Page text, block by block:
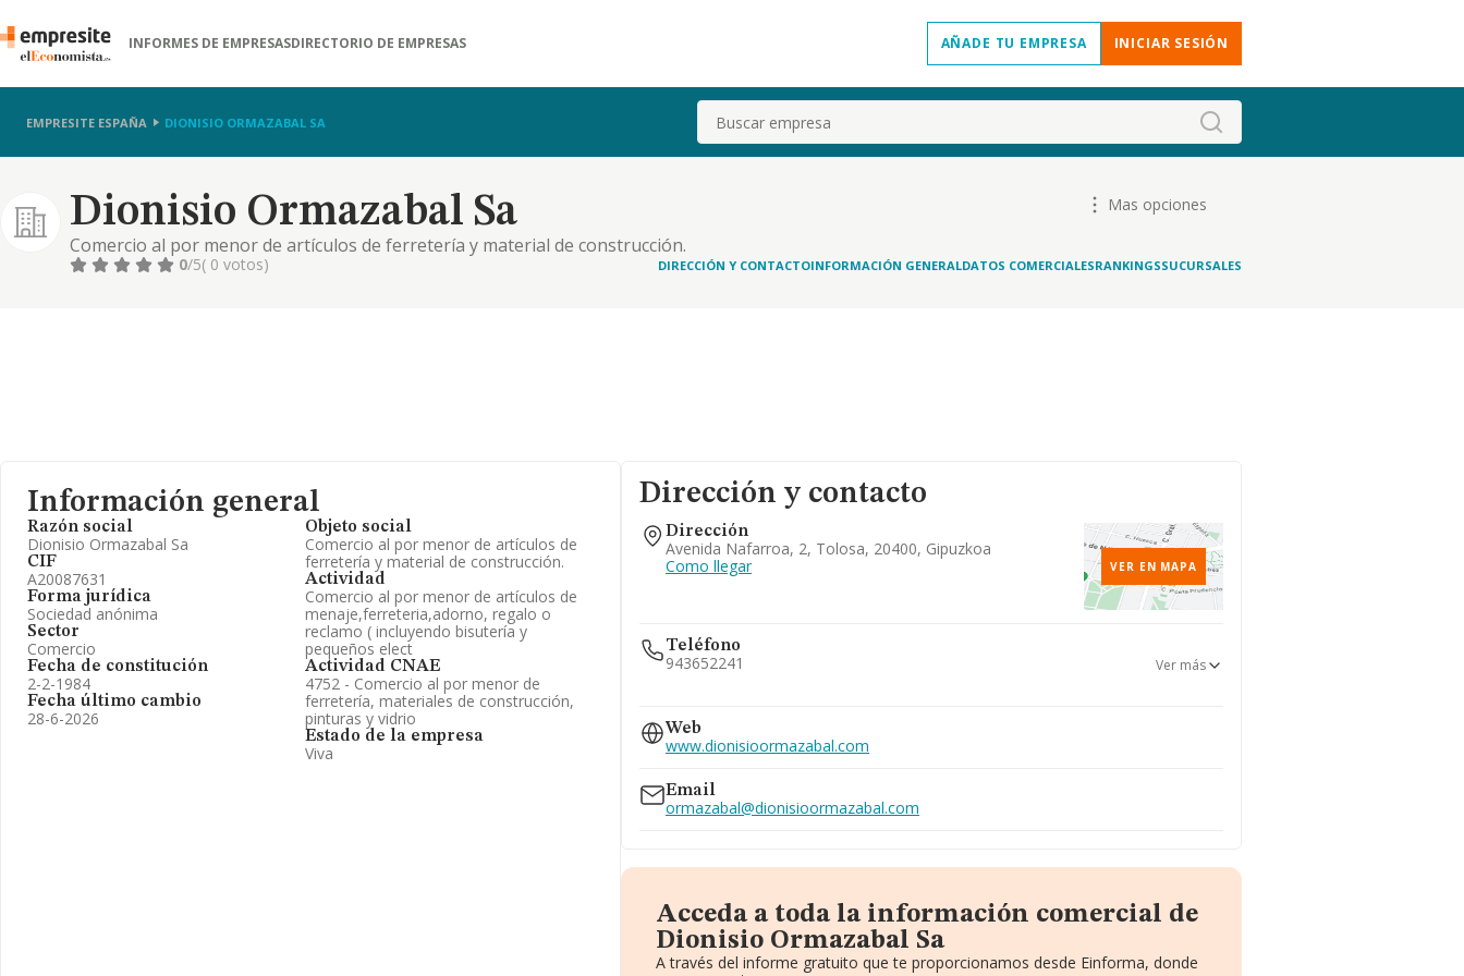
INFORMES DE EMPRESASDIRECTORIO DE EMPRESAS AÑADE TU EMPRESA INICIAR SESIÓN
EMPRESITE ESPAÑA DIONISIO ORMAZABAL SA Buscar
Dionisio Ormazabal Sa
Comercio al por menor de artículos de ferretería y material de construcción.
Mas opciones
0/5( 0 votos) DIRECCIÓN Y CONTACTOINFORMACIÓN GENERALDATOS COMERCIALESRANKINGSSUCURSALES
Información general
Razón social
Dionisio Ormazabal Sa
CIF
A20087631
Forma jurídica
Sociedad anónima
Sector
Comercio
Fecha de constitución
2-2-1984
Fecha último cambio
28-6-2026
Objeto social
Comercio al por menor de artículos de
ferretería y material de construcción.
Actividad
Comercio al por menor de artículos de
menaje,ferreteria,adorno, regalo o
reclamo ( incluyendo bisutería y
pequeños elect
Actividad CNAE
4752 - Comercio al por menor de
ferretería, materiales de construcción,
pinturas y vidrio
Estado de la empresa
Viva
Dirección y contacto
Dirección
Avenida Nafarroa, 2, Tolosa, 20400, Gipuzkoa
Como llegar
VER EN MAPA
Teléfono
943652241 Ver más
Web
www.dionisioormazabal.com
Email
ormazabal@dionisioormazabal.com
Acceda a toda la información comercial de
Dionisio Ormazabal Sa
A través del informe gratuito que te proporcionamos desde Einforma, donde